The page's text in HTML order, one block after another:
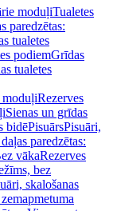
moduļiTualetes
paredzētas:
tualetes
podiemGrīdas
tualetes
moduļiRezerves
Sienas un grīdas
bidēPisuārsPisuāri,
paredzētas:
vākaRezerves
bez
skalošanas